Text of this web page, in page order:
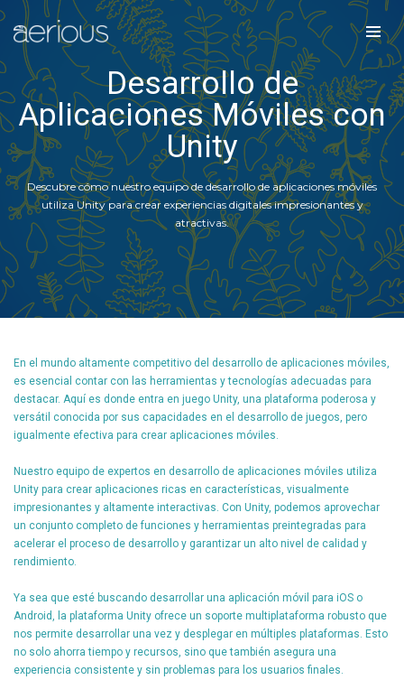
Desarrollo de
Aplicaciones Móviles con
Unity
Descubre cómo nuestro equipo de desarrollo de aplicaciones móviles
utiliza Unity para crear experiencias digitales impresionantes y
atractivas.
En el mundo altamente competitivo del desarrollo de aplicaciones móviles,
es esencial contar con las herramientas y tecnologías adecuadas para
destacar. Aquí es donde entra en juego Unity, una plataforma poderosa y
versátil conocida por sus capacidades en el desarrollo de juegos, pero
igualmente efectiva para crear aplicaciones móviles.
Nuestro equipo de expertos en desarrollo de aplicaciones móviles utiliza
Unity para crear aplicaciones ricas en características, visualmente
impresionantes y altamente interactivas. Con Unity, podemos aprovechar
un conjunto completo de funciones y herramientas preintegradas para
acelerar el proceso de desarrollo y garantizar un alto nivel de calidad y
rendimiento.
Ya sea que esté buscando desarrollar una aplicación móvil para iOS o
Android, la plataforma Unity ofrece un soporte multiplataforma robusto que
nos permite desarrollar una vez y desplegar en múltiples plataformas. Esto
no solo ahorra tiempo y recursos, sino que también asegura una
experiencia consistente y sin problemas para los usuarios finales.